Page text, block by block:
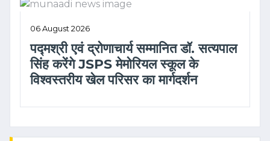
06 August 2026
पद्मश्री एवं द्रोणाचार्य सम्मानित डॉ. सत्यपाल
सिंह करेंगे JSPS मेमोरियल स्कूल के
विश्वस्तरीय खेल परिसर का मार्गदर्शन